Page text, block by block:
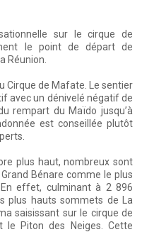
sur le cirque de
le point de départ de
Réunion.
Cirque de Mafate. Le sentier
avec un dénivelé négatif de
rempart du Maïdo jusqu’à
est conseillée plutôt
plus haut, nombreux sont
Bénare comme le plus
effet, culminant à 2 896
plus hauts sommets de La
saisissant sur le cirque de
le Piton des Neiges. Cette